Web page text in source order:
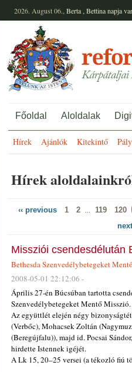
2026. August 06., Berta , Bettinanapja
Főoldal Aloldalak
Hírek Ajánlók Kitekintő
Hírek
‹‹ previous 1 2 119 120
next
Missziói csendesdélután
Bethesda Szenvedélybetegeket
2008-05-01 22:12:06 -
Április 27-én Búcsúban tartotta
Szenvedélybetegeket Mentő Misszió.
Az együttlét elején négy
(Verbőc), Mohacsek Zoltán
(Beregújfalu)), majd id. Pocsai
hirdette Istennek igéjét.
A Lk 15, 20–25 versei (a tékozló fiú